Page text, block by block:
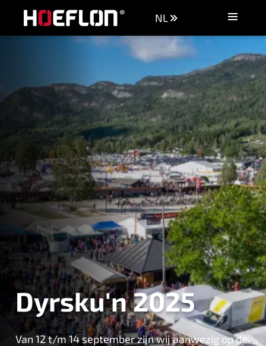
NL
Dyrsku'n 2025
Van 12 t/m 14 september zijn wij aanwezig op de
Industrieën
Kennisbank
Aankoopadvies
Offerte aanvragen
Vacatures
Contact